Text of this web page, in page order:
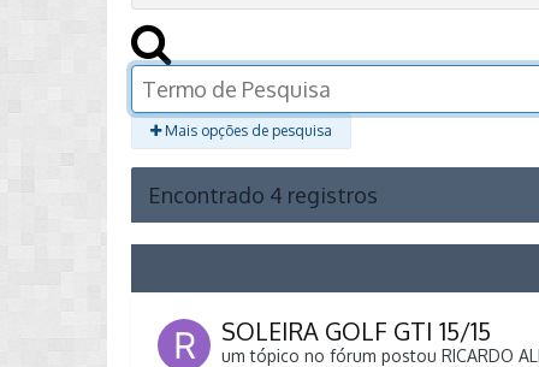
Mais opções de pesquisa
Encontrado 4 registros
SOLEIRA GOLF GTI 15/15
um tópico no fórum postouRICARDO